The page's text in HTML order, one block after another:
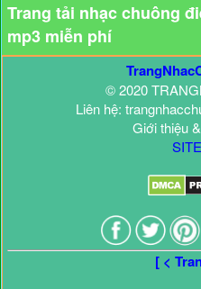
Trang tải nhạc chuông
mp3 miễn phí
© 2020
Liên hệ:
Giới thiệu
[ <